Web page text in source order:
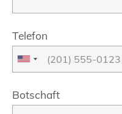
Telefon
Botschaft